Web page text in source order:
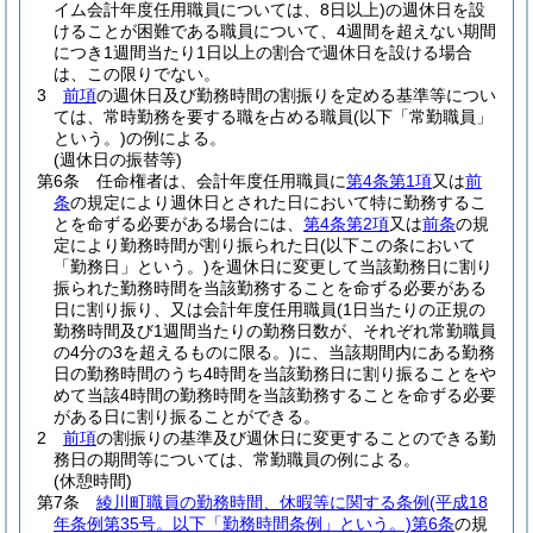
イム会計年度任用職員については、8日以上)の週休日を設
けることが困難である職員について、4週間を超えない期間
につき1週間当たり1日以上の割合で週休日を設ける場合
は、この限りでない。
3
前項の週休日及び勤務時間の割振りを定める基準等につい
ては、常時勤務を要する職を占める職員(以下「常勤職員」
という。)の例による。
(週休日の振替等)
第6条
任命権者は、会計年度任用職員に第4条第1項又は前
条の規定により週休日とされた日において特に勤務するこ
とを命ずる必要がある場合には、 第4条第2項又は前条の規
定により勤務時間が割り振られた日(以下この条において
「勤務日」という。)を週休日に変更して当該勤務日に割り
振られた勤務時間を当該勤務することを命ずる必要がある
日に割り振り、又は会計年度任用職員(1日当たりの正規の
勤務時間及び1週間当たりの勤務日数が、それぞれ常勤職員
の4分の3を超えるものに限る。)に、当該期間内にある勤務
日の勤務時間のうち4時間を当該勤務日に割り振ることをや
めて当該4時間の勤務時間を当該勤務することを命ずる必要
がある日に割り振ることができる。
2
前項の割振りの基準及び週休日に変更することのできる勤
務日の期間等については、常勤職員の例による。
(休憩時間)
第7条
綾川町職員の勤務時間、休暇等に関する条例(平成18
年条例第35号。以下「勤務時間条例」という。)第6条の規